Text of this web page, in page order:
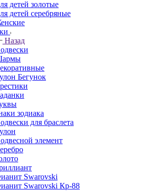
детей золотые
детей серебряные
Назад
Бегунок
зодиака
для браслета
элемент
Swarovski
Swarovski Кр-88